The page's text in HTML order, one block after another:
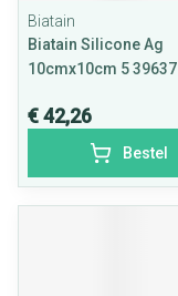
Biatain
Biatain Silicone Ag
10cmx10cm 5 39637
€ 42,26
Bestel